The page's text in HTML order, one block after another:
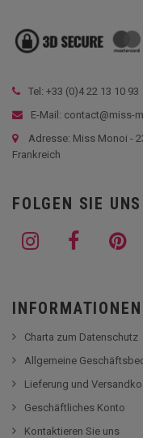
Tel: +33 (0)4 22 13 10 93
E-Mail: contact@miss-
Adresse: Miss Monoi -
Frankreich
FOLGEN SIE UNS
INFORMATIONEN
Charta zum Datenschutz
Allgemeine
Lieferung und
Geschäftliches Konto
Kontaktieren Sie uns